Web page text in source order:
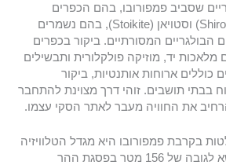
שסביב פמפורובו, בהם הכפרים
שירוקה לקה (Shiroka Laka) וסטויאן (Stoikite), בהם נשמרים
הבולגריים המסורתיים. ביקור בכפרים
יד, מוזיקה פולקלורית ותבשילים
כוללים ארוחות אותנטיות, ביקור
בבתי תושבים. זוהי דרך מצוינת להתחבר
את החוויה מעבר לאתר הסקי עצמו.
בקרבת פמפורובו היא מגדל הטלוויזיה
"Snezhanka", שמתנשא לגובה של 156 מטר בפסגת ההר